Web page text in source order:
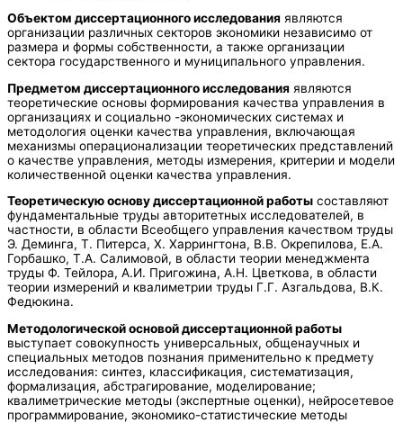
Объектом диссертационного исследования являются
организации различных секторов экономики независимо от
размера и формы собственности, а также организации
сектора государственного и муниципального управления.
Предметом диссертационного исследования являются
теоретические основы формирования качества управления в
организациях и социально -экономических системах и
методология оценки качества управления, включающая
механизмы операционализации теоретических представлений
о качестве управления, методы измерения, критерии и модели
количественной оценки качества управления.
Теоретическую основу диссертационной работы составляют
фундаментальные труды авторитетных исследователей, в
частности, в области Всеобщего управления качеством труды
Э. Деминга, Т. Питерса, Х. Харрингтона, В.В. Окрепилова, Е.А.
Горбашко, Т.А. Салимовой, в области теории менеджмента
труды Ф. Тейлора, А.И. Пригожина, А.Н. Цветкова, в области
теории измерений и квалиметрии труды Г.Г. Азгальдова, В.К.
Федюкина.
Методологической основой диссертационной работы
выступает совокупность универсальных, общенаучных и
специальных методов познания применительно к предмету
исследования: синтез, классификация, систематизация,
формализация, абстрагирование, моделирование;
квалиметрические методы (экспертные оценки), нейросетевое
программирование, экономико-статистические методы